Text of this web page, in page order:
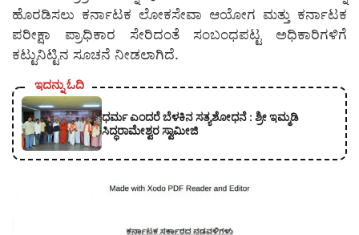
ಹೊರಡಿಸಲು ಕರ್ನಾಟಕ ಲೋಕಸೇವಾ ಆಯೋಗ ಮತ್ತು ಕರ್ನಾಟಕ
ಪರೀಕ್ಷಾ ಪ್ರಾಧಿಕಾರ ಸೇರಿದಂತೆ ಸಂಬಂಧಪಟ್ಟ ಅಧಿಕಾರಿಗಳಿಗೆ
ಕಟ್ಟುನಿಟ್ಟಿನ ಸೂಚನೆ ನೀಡಲಾಗಿದೆ.
ಇದನ್ನು ಓದಿ
ಧರ್ಮ ಎಂದರೆ ಬೆಳಕಿನ ಸತ್ಯಶೋಧನೆ : ಶ್ರೀ ಇಮ್ಮಡಿ
ಸಿದ್ಧರಾಮೇಶ್ವರ ಸ್ವಾಮೀಜಿ